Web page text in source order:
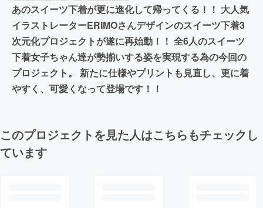
あのスイーツ下着が更に進化して帰ってくる！！ 大人気
イラストレーターERIMOさんデザインのスイーツ下着3
次元化プロジェクトが遂に再始動！！ 全6人のスイーツ
下着女子ちゃん達が勢揃いする姿を実現する為の今回の
プロジェクト。 新たに仕様やプリントも見直し、更に着
やすく、可愛くなって登場です！！
このプロジェクトを見た人はこちらもチェックし
ています